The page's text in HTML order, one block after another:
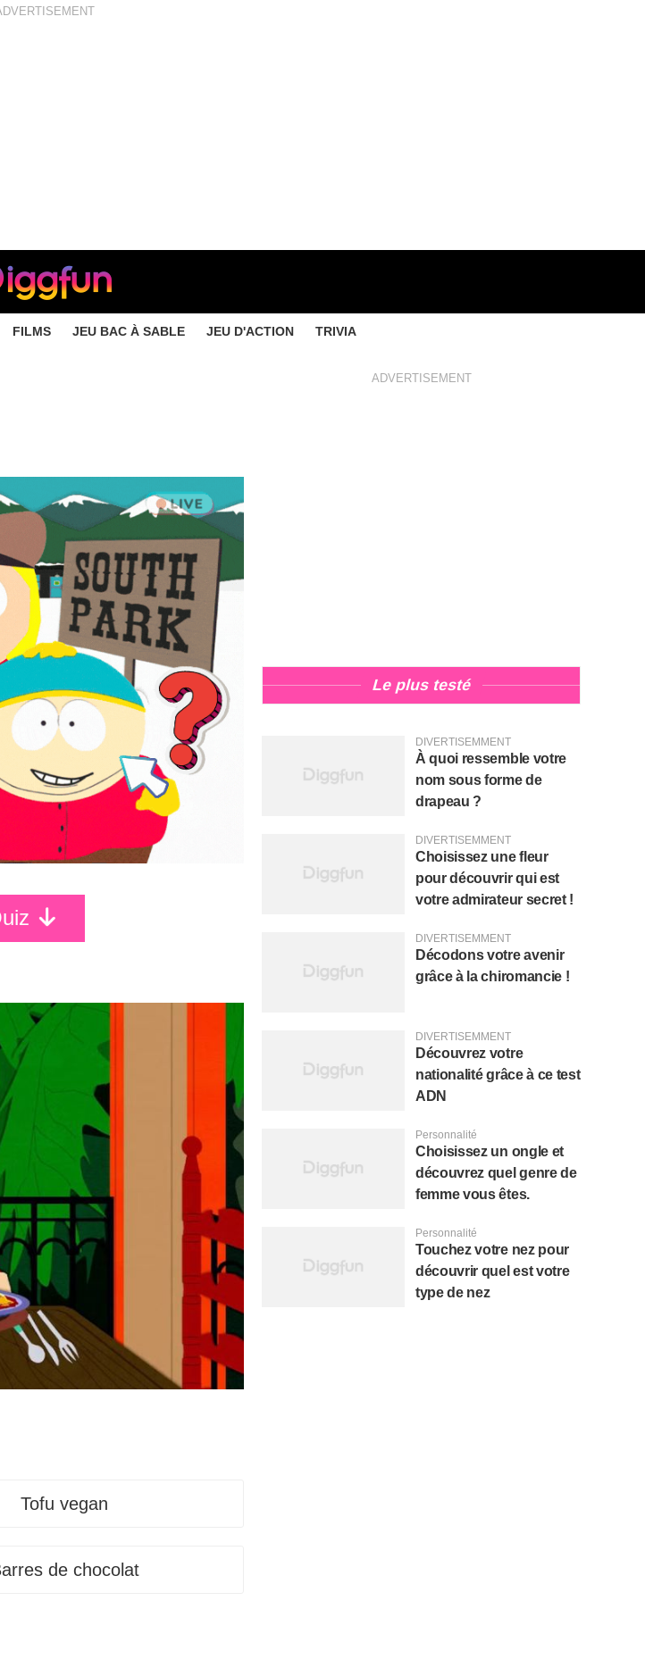
FILMS JEU BAC À SABLE JEU D'ACTION TRIVIA
Tofu vegan
de chocolat
ADVERTISEMENT
Le plus testé
DIVERTISEMMENT
À quoi ressemble votre
nom sous forme de
drapeau ?
DIVERTISEMMENT
Choisissez une fleur
pour découvrir qui est
votre admirateur secret !
DIVERTISEMMENT
Décodons votre avenir
grâce à la chiromancie !
DIVERTISEMMENT
Découvrez votre
nationalité grâce à ce test
ADN
Personnalité
Choisissez un ongle et
découvrez quel genre de
femme vous êtes.
Personnalité
Touchez votre nez pour
découvrir quel est votre
type de nez